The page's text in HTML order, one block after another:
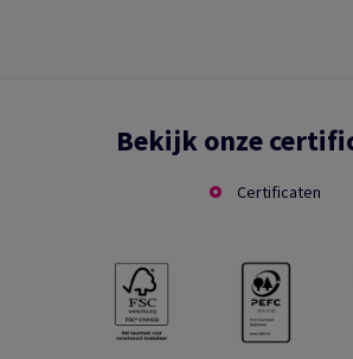
Bekijk onze
Certificaten